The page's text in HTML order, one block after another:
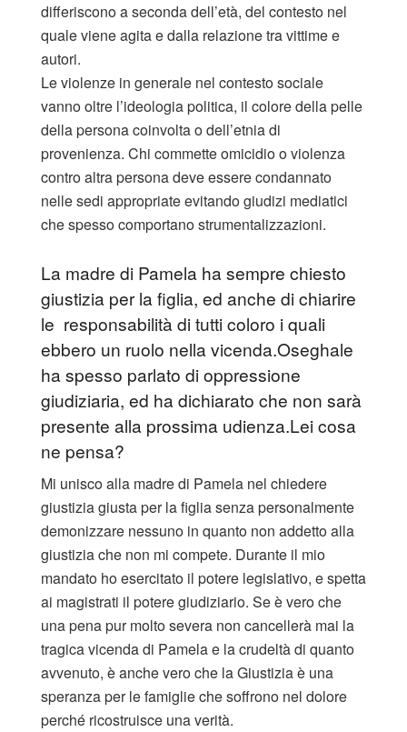
differiscono a seconda dell’età, del contesto nel
quale viene agita e dalla relazione tra vittime e
autori.
Le violenze in generale nel contesto sociale
vanno oltre l’ideologia politica, il colore della pelle
della persona coinvolta o dell’etnia di
provenienza. Chi commette omicidio o violenza
contro altra persona deve essere condannato
nelle sedi appropriate evitando giudizi mediatici
che spesso comportano strumentalizzazioni.
La madre di Pamela ha sempre chiesto
giustizia per la figlia, ed anche di chiarire
le responsabilità di tutti coloro i quali
ebbero un ruolo nella vicenda.Oseghale
ha spesso parlato di oppressione
giudiziaria, ed ha dichiarato che non sarà
presente alla prossima udienza.Lei cosa
ne pensa?
Mi unisco alla madre di Pamela nel chiedere
giustizia giusta per la figlia senza personalmente
demonizzare nessuno in quanto non addetto alla
giustizia che non mi compete. Durante il mio
mandato ho esercitato il potere legislativo, e spetta
ai magistrati il potere giudiziario. Se è vero che
una pena pur molto severa non cancellerà mai la
tragica vicenda di Pamela e la crudeltà di quanto
avvenuto, è anche vero che la Giustizia è una
speranza per le famiglie che soffrono nel dolore
perché ricostruisce una verità.